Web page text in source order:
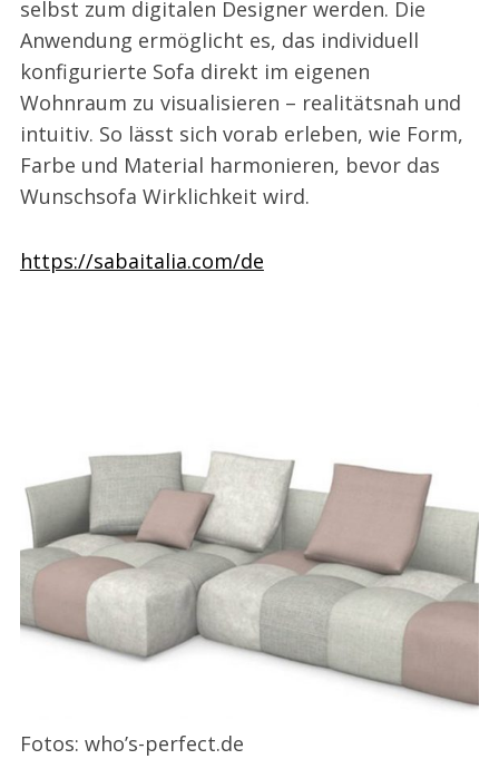
selbst zum digitalen Designer werden. Die
Anwendung ermöglicht es, das individuell
konfigurierte Sofa direkt im eigenen
Wohnraum zu visualisieren – realitätsnah und
intuitiv. So lässt sich vorab erleben, wie Form,
Farbe und Material harmonieren, bevor das
Wunschsofa Wirklichkeit wird.
https://sabaitalia.com/de
Fotos: who’s-perfect.de